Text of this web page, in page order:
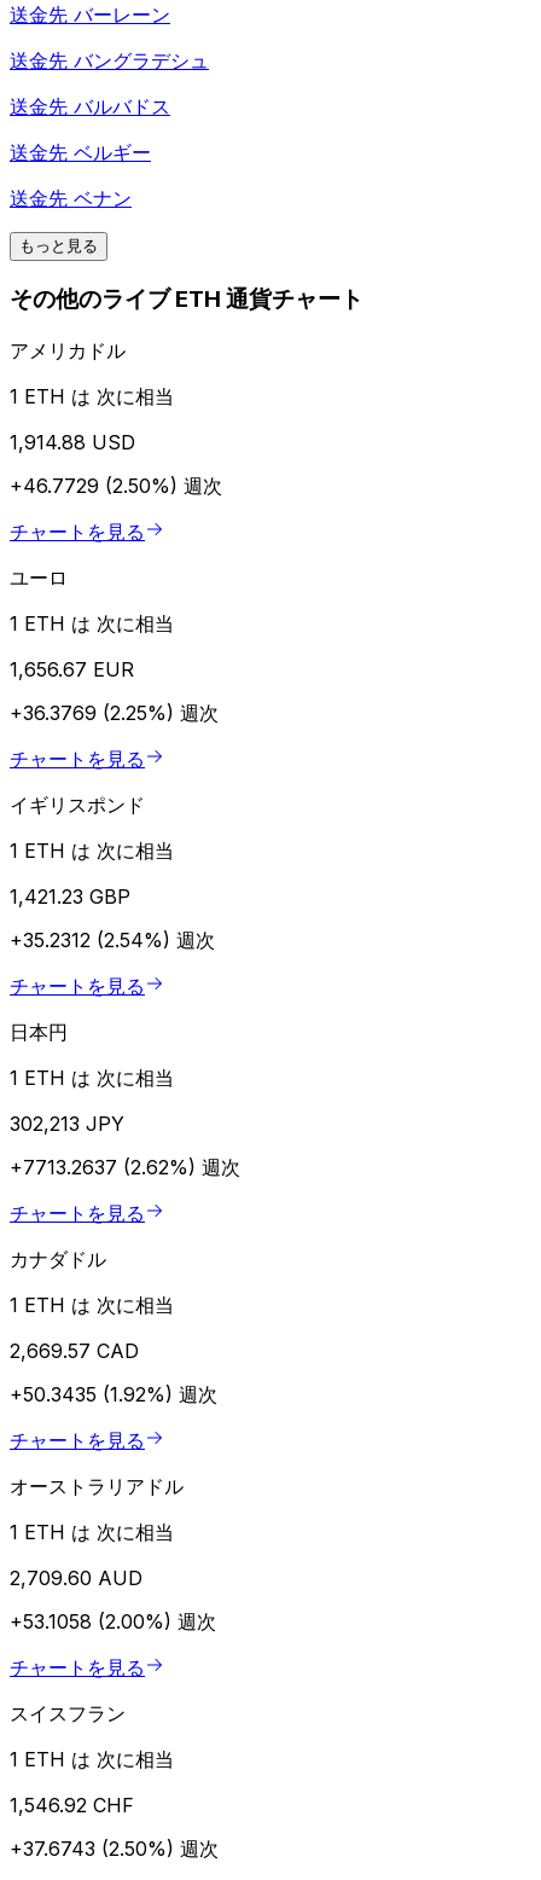
送金先 バーレーン
送金先 バングラデシュ
送金先 バルバドス
送金先 ベルギー
送金先 ベナン
もっと見る
その他のライブ ETH 通貨チャート
アメリカドル
1 ETH は 次に相当
1,914.88 USD
+46.7729 (2.50%) 週次
チャートを見る
ユーロ
1 ETH は 次に相当
1,656.67 EUR
+36.3769 (2.25%) 週次
チャートを見る
イギリスポンド
1 ETH は 次に相当
1,421.23 GBP
+35.2312 (2.54%) 週次
チャートを見る
日本円
1 ETH は 次に相当
302,213 JPY
+7713.2637 (2.62%) 週次
チャートを見る
カナダドル
1 ETH は 次に相当
2,669.57 CAD
+50.3435 (1.92%) 週次
チャートを見る
オーストラリアドル
1 ETH は 次に相当
2,709.60 AUD
+53.1058 (2.00%) 週次
チャートを見る
スイスフラン
1 ETH は 次に相当
1,546.92 CHF
+37.6743 (2.50%) 週次